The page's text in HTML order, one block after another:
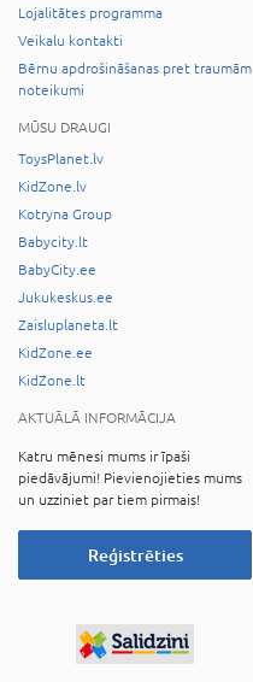
Lojalitātes programma
Veikalu kontakti
Bērnu apdrošināšanas pret traumām
noteikumi
MŪSU DRAUGI
ToysPlanet.lv
KidZone.lv
Kotryna Group
Babycity.lt
BabyCity.ee
Jukukeskus.ee
Zaisluplaneta.lt
KidZone.ee
KidZone.lt
AKTUĀLĀ INFORMĀCIJA
Katru mēnesi mums ir īpaši
piedāvājumi! Pievienojieties mums
un uzziniet par tiem pirmais!
Reģistrēties